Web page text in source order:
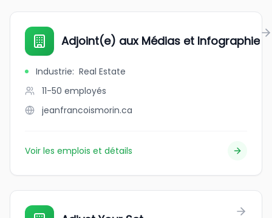
Adjoint(e) aux Médias et Infographie
Industrie: Real Estate
11-50 employés
jeanfrancoismorin.ca
Voir les emplois et détails